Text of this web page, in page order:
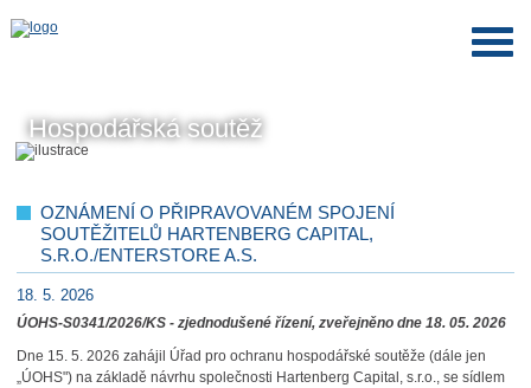
Hospodářská soutěž
OZNÁMENÍ O PŘIPRAVOVANÉM SPOJENÍ
SOUTĚŽITELŮ HARTENBERG CAPITAL,
S.R.O./ENTERSTORE A.S.
18. 5. 2026
ÚOHS-S0341/2026/KS - zjednodušené řízení, zveřejněno dne 18. 05. 2026
Dne 15. 5. 2026 zahájil Úřad pro ochranu hospodářské soutěže (dále jen
„ÚOHS") na základě návrhu společnosti Hartenberg Capital, s.r.o., se sídlem